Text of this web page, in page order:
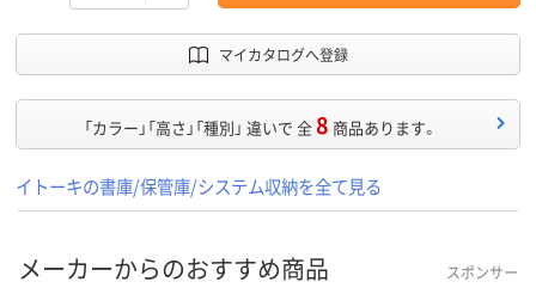
マイカタログへ登録
「カラー」「高さ」「種別」 違いで 全8 商品あります。
イトーキの書庫/保管庫/システム収納を全て見る
メーカーからのおすすめ商品 スポンサー